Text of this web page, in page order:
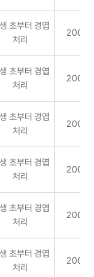
초부터 경엽
처리
2000
초부터 경엽
처리
2000
초부터 경엽
처리
2000
초부터 경엽
처리
2000
초부터 경엽
처리
2000
초부터 경엽
처리
2000